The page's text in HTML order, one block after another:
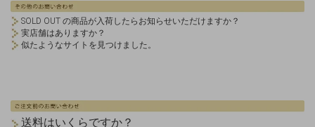
SOLD OUT の商品が入荷したらお知らせいただけますか？
実店舗はありますか？
似たようなサイトを見つけました。
送料はいくらですか？